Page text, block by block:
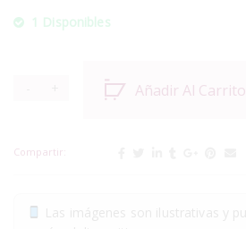
1 Disponibles
Añadir Al Carrito
Compartir: